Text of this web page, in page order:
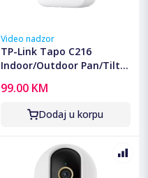
Video nadzor
TP-Link Tapo C216
Indoor/Outdoor Pan/Tilt
(2304x1296), 2.4 GHz,
Horizontal 360, Pan/Tilt,
Smart Detection TAPO-
99.00 KM
Dodaj u korpu